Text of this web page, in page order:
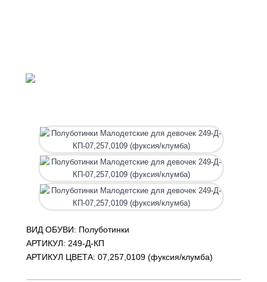
ВИД ОБУВИ: Полуботинки
АРТИКУЛ: 249-Д-КП
АРТИКУЛ ЦВЕТА: 07,257,0109 (фуксия/клумба)